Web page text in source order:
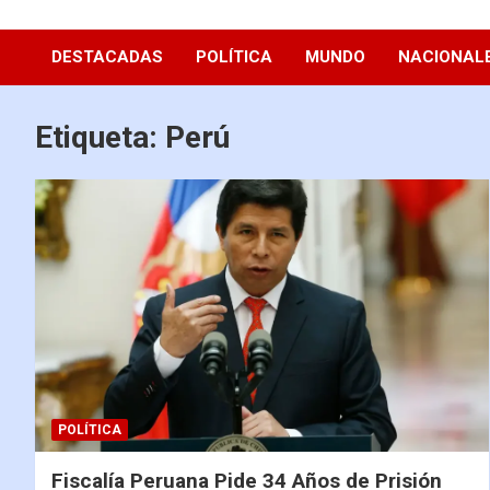
Diario La Hora
DESTACADAS POLÍTICA MUNDO
Etiqueta: Perú
POLÍTICA
Fiscalía Peruana Pide 34 Años de Prisión